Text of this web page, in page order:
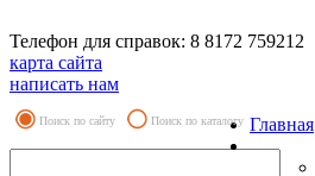
Телефон для справок: 8 8172 759212
карта сайта
написать нам
Поиск по сайту Поиск по каталогу Главная